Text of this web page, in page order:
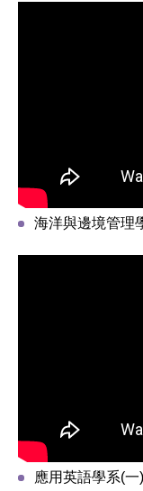
海洋與邊境管理
應用英語學系(一)